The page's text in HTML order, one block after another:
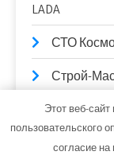
LADA
СТО
Строй-
компания
Этот веб-
пользовательского
согласие